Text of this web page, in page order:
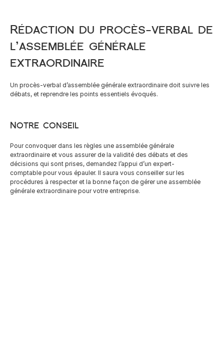
Rédaction du procès-verbal de
l’assemblée générale
extraordinaire
Un procès-verbal d’assemblée générale extraordinaire doit suivre les
débats, et reprendre les points essentiels évoqués.
Notre conseil
Pour convoquer dans les règles une assemblée générale
extraordinaire et vous assurer de la validité des débats et des
décisions qui sont prises, demandez l’appui d’un expert-
comptable pour vous épauler. Il saura vous conseiller sur les
procédures à respecter et la bonne façon de gérer une assemblée
générale extraordinaire pour votre entreprise.